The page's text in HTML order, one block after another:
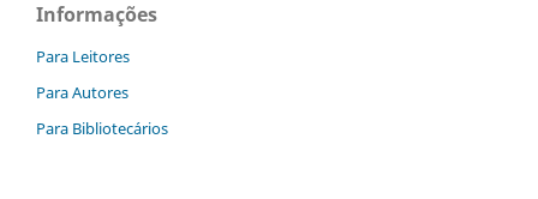
Informações
Para Leitores
Para Autores
Para Bibliotecários